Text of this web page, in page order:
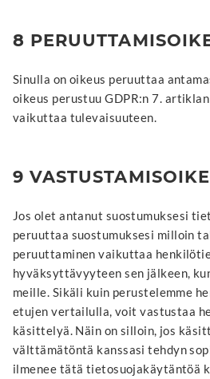
8
Sinulla on oikeus peruuttaa
oikeus perustuu GDPR:n 7.
vaikuttaa tulevaisuuteen.
9
Jos olet antanut suostumuksesi
peruuttaa suostumuksesi milloin
peruuttaminen vaikuttaa
hyväksyttävyyteen sen jälkeen,
meille. Sikäli kuin perustelemme
etujen vertailulla, voit vastustaa
käsittelyä. Näin on silloin, jos
välttämätöntä kanssasi tehdyn
ilmenee tätä tietosuojakäytäntöä